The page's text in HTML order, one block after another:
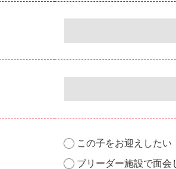
この子をお迎えしたい
ブリーダー施設で面会